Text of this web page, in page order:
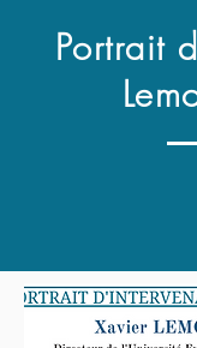
Portrait